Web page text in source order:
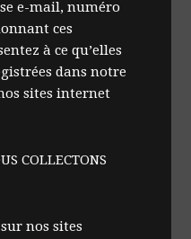
e-mail, numéro
ces
à ce qu’elles
dans notre
sites internet
COLLECTONS
nos sites